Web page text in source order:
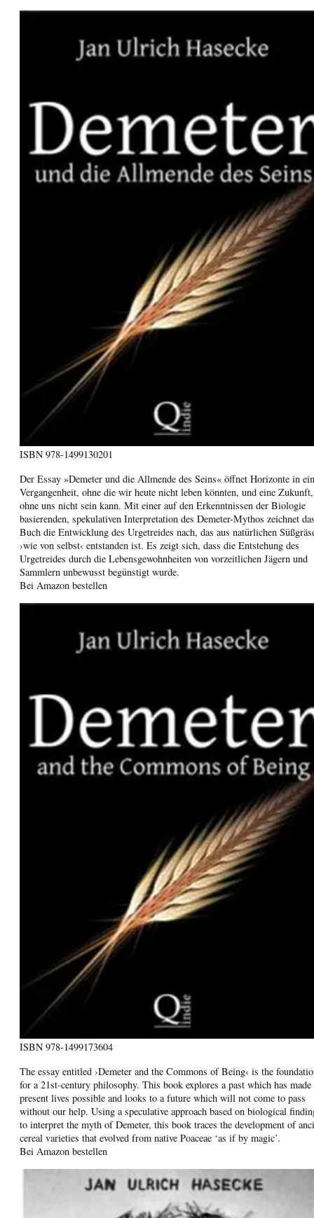
ISBN 978-1499130201
Der Essay »Demeter und die Allmende des Seins« öffnet Horizonte in
Vergangenheit, ohne die wir heute nicht leben könnten, und eine
ohne uns nicht sein kann. Mit einer auf den Erkenntnissen der Biologie
basierenden, spekulativen Interpretation des Demeter-Mythos zeichnet
Buch die Entwicklung des Urgetreides nach, das aus natürlichen
›wie von selbst‹ entstanden ist. Es zeigt sich, dass die Entstehung des
Urgetreides durch die Lebensgewohnheiten von vorzeitlichen Jägern und
Sammlern unbewusst begünstigt wurde.
Bei Amazon bestellen
ISBN 978-1499173604
The essay entitled ›Demeter and the Commons of Being‹ is the
for a 21st-century philosophy. This book explores a past which has
present lives possible and looks to a future which will not come to pass
without our help. Using a speculative approach based on biological
to interpret the myth of Demeter, this book traces the development of
cereal varieties that evolved from native Poaceae ‘as if by magic’.
Bei Amazon bestellen